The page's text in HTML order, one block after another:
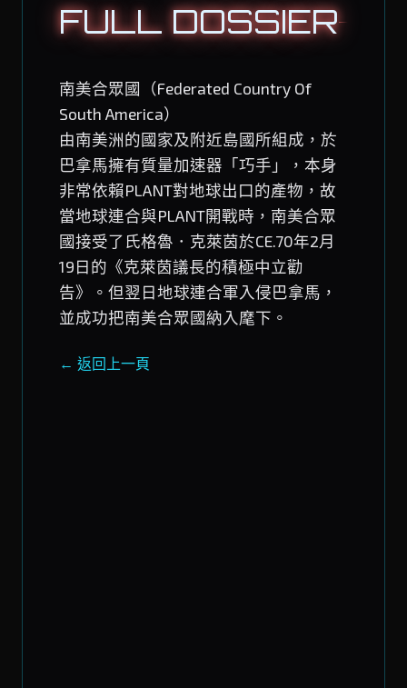
FULL DOSSIER
南美合眾國（Federated Country Of
South America）
由南美洲的國家及附近島國所組成，於
巴拿馬擁有質量加速器「巧手」，本身
非常依賴PLANT對地球出口的產物，故
當地球連合與PLANT開戰時，南美合眾
國接受了氏格魯．克萊茵於CE.70年2月
19日的《克萊茵議長的積極中立勸
告》。但翌日地球連合軍入侵巴拿馬，
並成功把南美合眾國納入麾下。
← 返回上一頁